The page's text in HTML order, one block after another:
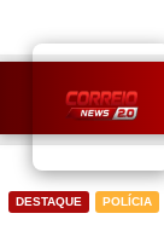
content
DESTAQUE POLÍCIA